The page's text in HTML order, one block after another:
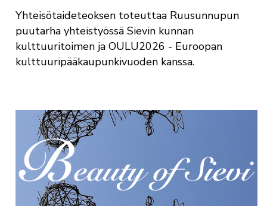
Yhteisötaideteoksen toteuttaa Ruusunnupun
puutarha yhteistyössä Sievin kunnan
kulttuuritoimen ja OULU2026 - Euroopan
kulttuuripääkaupunkivuoden kanssa.